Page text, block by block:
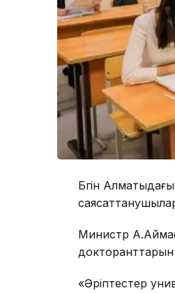
Бүгін
Министр
«Әріптестер